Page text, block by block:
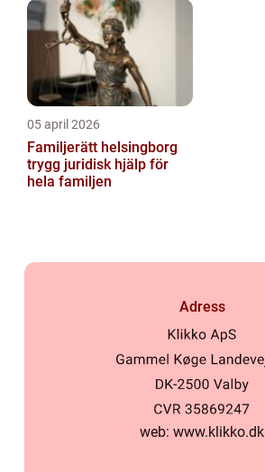
05 april 2026
Familjerätt helsingborg
trygg juridisk hjälp för
hela familjen
Adress
web: www.klikko.dk